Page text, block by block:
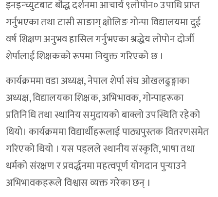
इनइन्च्युटबाट बौद्ध दर्शनमा आचार्य ९लोपोन० उपाधि प्राप्त
गर्नुभएका तथा टासी साङाग् क्षोलिङ गोन्पा विद्यालयमा दुई
वर्ष शिक्षण अनुभव हासिल गर्नुभएका श्रद्धेय लोपोन दोर्जी
शेर्पालाई शिक्षकको रूपमा नियुक्त गरिएको छ ।
कार्यक्रममा वडा अध्यक्ष, नेपाल शेर्पा संघ ओखलढुङ्गाका
अध्यक्ष, विद्यालयका शिक्षक, अभिभावक, गोन्पाहरूका
प्रतिनिधि तथा स्थानिय समुदायको बाक्लो उपस्थिति रहेको
थियो। कार्यक्रममा विद्यार्थीहरूलाई पाठ्यपुस्तक वितरणसमेत
गरिएको थियो । यस पहलले स्थानीय संस्कृति, भाषा तथा
धर्मको संरक्षण र प्रवर्द्धनमा महत्वपूर्ण योगदान पुर्‍याउने
अभिभावकहरूले विश्वास व्यक्त गरेका छन् ।